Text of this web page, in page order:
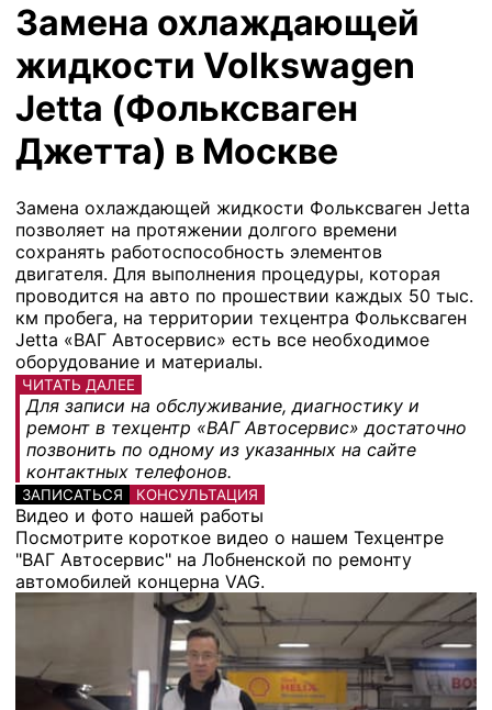
Замена охлаждающей
жидкости Volkswagen
Jetta (Фольксваген
Джетта) в Москве
Замена охлаждающей жидкости Фольксваген Jetta
позволяет на протяжении долгого времени
сохранять работоспособность элементов
двигателя. Для выполнения процедуры, которая
проводится на авто по прошествии каждых 50 тыс.
км пробега, на территории техцентра Фольксваген
Jetta «ВАГ Автосервис» есть все необходимое
оборудование и материалы.
ЧИТАТЬ ДАЛЕЕ
Для записи на обслуживание, диагностику и
ремонт в техцентр «ВАГ Автосервис» достаточно
позвонить по одному из указанных на сайте
контактных телефонов.
ЗАПИСАТЬСЯ КОНСУЛЬТАЦИЯ
Видео и фото нашей работы
Посмотрите короткое видео о нашем Техцентре
"ВАГ Автосервис" на Лобненской по ремонту
автомобилей концерна VAG.